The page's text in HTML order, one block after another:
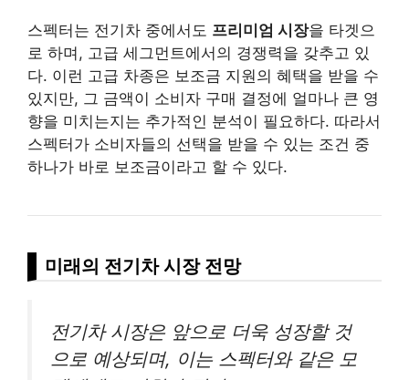
스펙터는 전기차 중에서도 프리미엄 시장을 타겟으
로 하며, 고급 세그먼트에서의 경쟁력을 갖추고 있
다. 이런 고급 차종은 보조금 지원의 혜택을 받을 수
있지만, 그 금액이 소비자 구매 결정에 얼마나 큰 영
향을 미치는지는 추가적인 분석이 필요하다. 따라서
스펙터가 소비자들의 선택을 받을 수 있는 조건 중
하나가 바로 보조금이라고 할 수 있다.
미래의 전기차 시장 전망
전기차 시장은 앞으로 더욱 성장할 것
으로 예상되며, 이는 스펙터와 같은 모